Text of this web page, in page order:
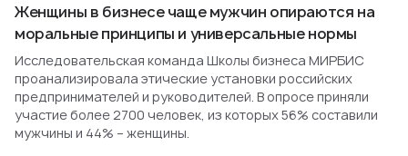
Женщины в бизнесе чаще мужчин опираются на
моральные принципы и универсальные нормы
Исследовательская команда Школы бизнеса МИРБИС
проанализировала этические установки российских
предпринимателей и руководителей. В опросе приняли
участие более 2700 человек, из которых 56% составили
мужчины и 44% – женщины.